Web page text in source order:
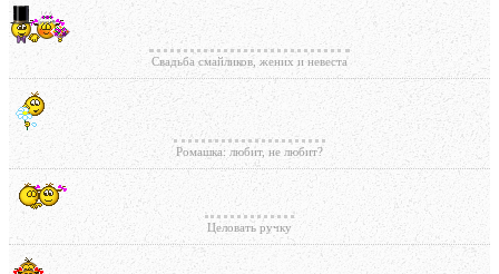
Свадьба смайликов, жених и невеста
Ромашка: любит, не любит?
Целовать ручку